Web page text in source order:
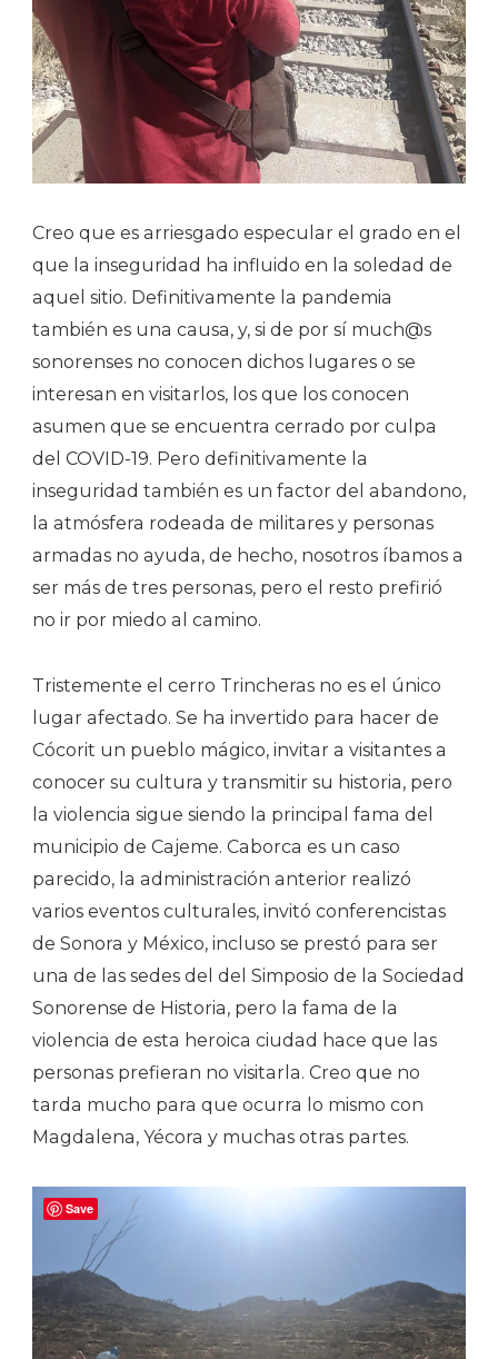
Creo que es arriesgado especular el grado en el
que la inseguridad ha influido en la soledad de
aquel sitio. Definitivamente la pandemia
también es una causa, y, si de por sí much@s
sonorenses no conocen dichos lugares o se
interesan en visitarlos, los que los conocen
asumen que se encuentra cerrado por culpa
del COVID-19. Pero definitivamente la
inseguridad también es un factor del abandono,
la atmósfera rodeada de militares y personas
armadas no ayuda, de hecho, nosotros íbamos a
ser más de tres personas, pero el resto prefirió
no ir por miedo al camino.
Tristemente el cerro Trincheras no es el único
lugar afectado. Se ha invertido para hacer de
Cócorit un pueblo mágico, invitar a visitantes a
conocer su cultura y transmitir su historia, pero
la violencia sigue siendo la principal fama del
municipio de Cajeme. Caborca es un caso
parecido, la administración anterior realizó
varios eventos culturales, invitó conferencistas
de Sonora y México, incluso se prestó para ser
una de las sedes del del Simposio de la Sociedad
Sonorense de Historia, pero la fama de la
violencia de esta heroica ciudad hace que las
personas prefieran no visitarla. Creo que no
tarda mucho para que ocurra lo mismo con
Magdalena, Yécora y muchas otras partes.
Save